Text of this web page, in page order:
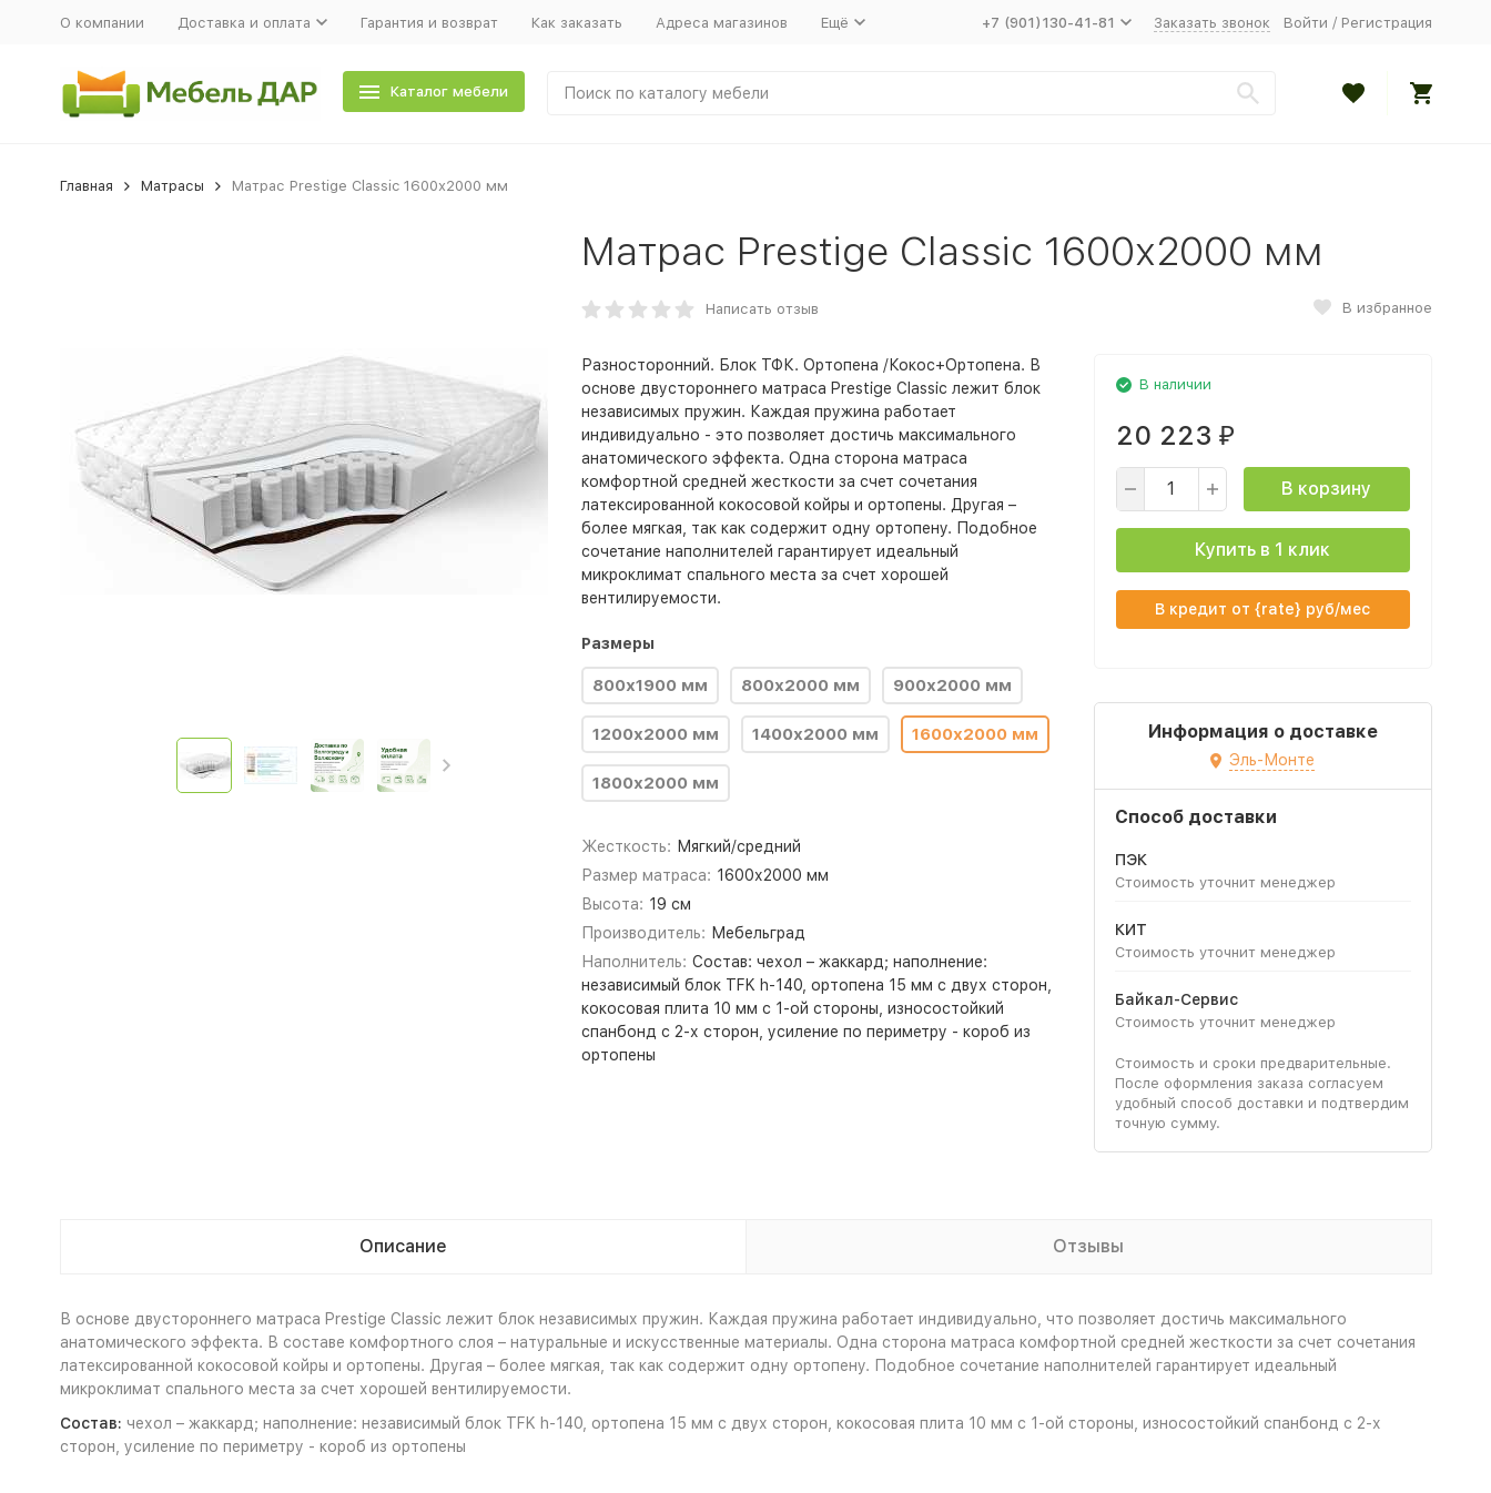
О компании Доставка и оплата Гарантия и возврат Как заказать Адреса магазинов Ещё +7 (901)130-41-81 Заказать звонок Войти / Регистрация
Каталог мебели
Главная Матрасы Матрас Prestige Classic 1600х2000 мм
Матрас Prestige Classic 1600х2000 мм
Написать отзыв В избранное
Разносторонний. Блок ТФК. Ортопена /Кокос+Ортопена. В
основе двустороннего матраса Prestige Classic лежит блок
независимых пружин. Каждая пружина работает
индивидуально - это позволяет достичь максимального
анатомического эффекта. Одна сторона матраса
комфортной средней жесткости за счет сочетания
латексированной кокосовой койры и ортопены. Другая –
более мягкая, так как содержит одну ортопену. Подобное
сочетание наполнителей гарантирует идеальный
микроклимат спального места за счет хорошей
вентилируемости.
Размеры
800х1900 мм 800х2000 мм 900х2000 мм
1200х2000 мм 1400х2000 мм 1600х2000 мм
1800х2000 мм
Жесткость: Мягкий/средний
Размер матраса: 1600х2000 мм
Высота: 19 см
Производитель: Мебельград
Наполнитель: Состав: чехол – жаккард; наполнение:
независимый блок TFK h-140, ортопена 15 мм с двух сторон,
кокосовая плита 10 мм с 1-ой стороны, износостойкий
спанбонд с 2-х сторон, усиление по периметру - короб из
ортопены
В наличии
20 223 ₽
В корзину
Купить в 1 клик
В кредит от {rate} руб/мес
Информация о доставке
Эль-Монте
Способ доставки
ПЭК
Стоимость уточнит менеджер
КИТ
Стоимость уточнит менеджер
Байкал-Сервис
Стоимость уточнит менеджер
Стоимость и сроки предварительные.
После оформления заказа согласуем
удобный способ доставки и подтвердим
точную сумму.
Описание Отзывы
В основе двустороннего матраса Prestige Classic лежит блок независимых пружин. Каждая пружина работает индивидуально, что позволяет достичь максимального
анатомического эффекта. В составе комфортного слоя – натуральные и искусственные материалы. Одна сторона матраса комфортной средней жесткости за счет сочетания
латексированной кокосовой койры и ортопены. Другая – более мягкая, так как содержит одну ортопену. Подобное сочетание наполнителей гарантирует идеальный
микроклимат спального места за счет хорошей вентилируемости.
Состав: чехол – жаккард; наполнение: независимый блок TFK h-140, ортопена 15 мм с двух сторон, кокосовая плита 10 мм с 1-ой стороны, износостойкий спанбонд с 2-х
сторон, усиление по периметру - короб из ортопены